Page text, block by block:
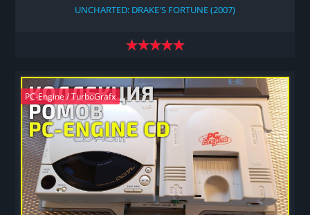
UNCHARTED: DRAKE'S FORTUNE (2007)
PC-Engine / TurboGrafx